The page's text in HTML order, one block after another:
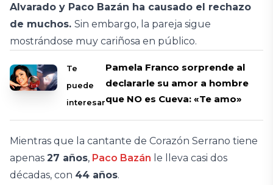
Alvarado y Paco Bazán ha causado el rechazo
de muchos. Sin embargo, la pareja sigue
mostrándose muy cariñosa en público.
Te
puede
interesar
Pamela Franco sorprende al
declararle su amor a hombre
que NO es Cueva: «Te amo»
Mientras que la cantante de Corazón Serrano tiene
apenas 27 años, Paco Bazán le lleva casi dos
décadas, con 44 años.